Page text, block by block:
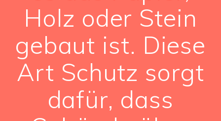
Holz oder Stein
gebaut ist. Diese
Art Schutz sorgt
dafür, dass